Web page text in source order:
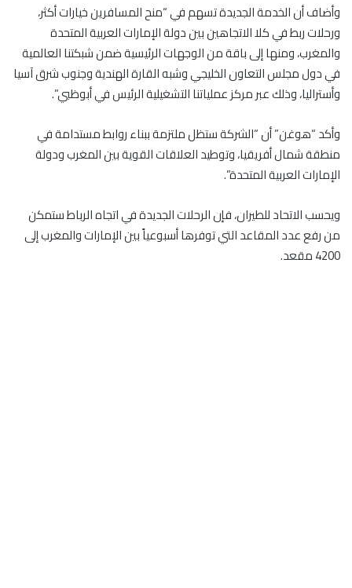
وأضاف أن الخدمة الجديدة تسهم في “منح المسافرين خيارات أكثر،
ورحلات ربط في كلا الاتجاهين بين دولة الإمارات العربية المتحدة
والمغرب، ومنها إلى باقة من الوجهات الرئيسية ضمن شبكتنا العالمية
في دول مجلس التعاون الخليجي وشبه القارة الهندية وجنوب شرق آسيا
وأستراليا، وذلك عبر مركز عملياتنا التشغيلية الرئيس في أبوظبي”.
وأكد “هوغن” أن “الشركة ستظل ملتزمة ببناء روابط مستدامة في
منطقة شمال أفريقيا، وتوطيد العلاقات القوية بين المغرب ودولة
الإمارات العربية المتحدة”.
ويحسب الاتحاد للطيران، فإن الرحلات الجديدة في اتجاه الرباط ستمكن
من رفع عدد المقاعد التي توفرها أسبوعياً بين الإمارات والمغرب إلى
4200 مقعد.